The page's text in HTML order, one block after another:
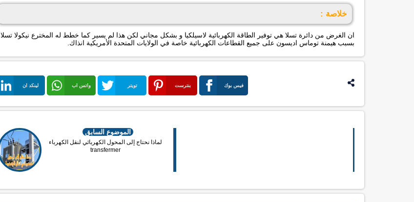
خلاصة :
ان الغرض من دائرة تسلا هي توفير الطاقة الكهربائية لاسيلكيا و بشكل مجاني لكن هذا لم يسير كما خطط له المخترع نيكولا تسلا
بسبب هيمنة توماس اديسون على جميع القطاعات الكهربائية خاصة في الولايات المتحدة الأمريكية انذاك.
فيس بوك بنترست تويتر واتس اب لينكد ان
الموضوع السابق
لماذا نحتاج إلى المحول الكهربائي لنقل الكهرباء
transfermer